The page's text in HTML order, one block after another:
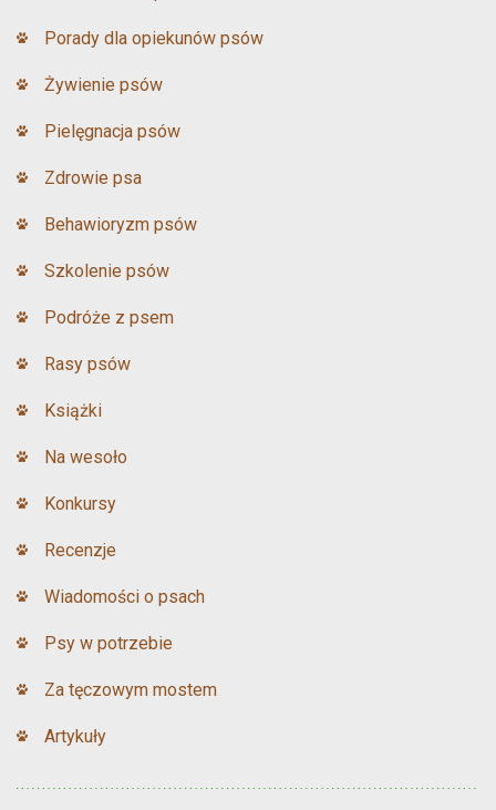
Porady dla opiekunów psów
Żywienie psów
Pielęgnacja psów
Zdrowie psa
Behawioryzm psów
Szkolenie psów
Podróże z psem
Rasy psów
Książki
Na wesoło
Konkursy
Recenzje
Wiadomości o psach
Psy w potrzebie
Za tęczowym mostem
Artykuły